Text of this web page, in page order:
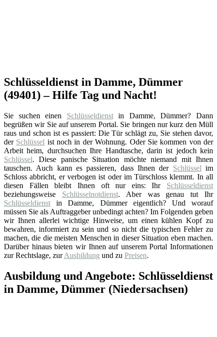
Schlüsseldienst in Damme, Dümmer
(49401) – Hilfe Tag und Nacht!
Sie suchen einen Schlüsseldienstin Damme, Dümmer? Dann
begrüßen wir Sie auf unserem Portal. Sie bringen nur kurz den Müll
raus und schon ist es passiert: Die Tür schlägt zu, Sie stehen davor,
der Schlüssel ist noch in der Wohnung. Oder Sie kommen von der
Arbeit heim, durchsuchen Ihre Handtasche, darin ist jedoch kein
Schlüssel. Diese panische Situation möchte niemand mit Ihnen
tauschen. Auch kann es passieren, dass Ihnen der Schlüssel im
Schloss abbricht, er verbogen ist oder im Türschloss klemmt. In all
diesen Fällen bleibt Ihnen oft nur eins: Ihr Schlüsseldienst
beziehungsweise Schlüsselnotdienst. Aber was genau tut Ihr
Schlüsseldienst in Damme, Dümmer eigentlich? Und worauf
müssen Sie als Auftraggeber unbedingt achten? Im Folgenden geben
wir Ihnen allerlei wichtige Hinweise, um einen kühlen Kopf zu
bewahren, informiert zu sein und so nicht die typischen Fehler zu
machen, die die meisten Menschen in dieser Situation eben machen.
Darüber hinaus bieten wir Ihnen auf unserem Portal Informationen
zur Rechtslage, zurAusbildung und zu Preisen.
Ausbildung und Angebote: Schlüsseldienst
in Damme, Dümmer (Niedersachsen)